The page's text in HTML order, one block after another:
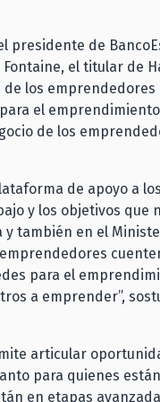
presidente de
el titular de
los
el
de los
de apoyo a los
y los objetivos que
y también en el
para el
a emprender”,
articular
para quienes
en etapas